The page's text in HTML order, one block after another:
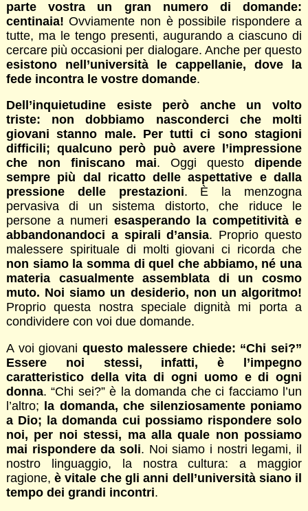
parte vostra un gran numero di domande:
centinaia! Ovviamente non è possibile rispondere a
tutte, ma le tengo presenti, augurando a ciascuno di
cercare più occasioni per dialogare. Anche per questo
esistono nell’università le cappellanie, dove la
fede incontra le vostre domande.
Dell’inquietudine esiste però anche un volto
triste: non dobbiamo nasconderci che molti
giovani stanno male. Per tutti ci sono stagioni
difficili; qualcuno però può avere l’impressione
che non finiscano mai. Oggi questodipende
sempre più dal ricatto delle aspettative e dalla
pressione delle prestazioni. È la menzogna
pervasiva di un sistema distorto, che riduce le
persone a numeri esasperando la competitività e
abbandonandoci a spirali d’ansia. Proprio questo
malessere spirituale di molti giovani ci ricorda che
non siamo la somma di quel che abbiamo, né una
materia casualmente assemblata di un cosmo
muto. Noi siamo un desiderio, non un algoritmo!
Proprio questa nostra speciale dignità mi porta a
condividere con voi due domande.
A voi giovani questo malessere chiede: “Chi sei?”
Essere noi stessi, infatti, è l’impegno
caratteristico della vita di ogni uomo e di ogni
donna. “Chi sei?” è la domanda che ci facciamo l’un
l’altro; la domanda, che silenziosamente poniamo
a Dio; la domanda cui possiamo rispondere solo
noi, per noi stessi, ma alla quale non possiamo
mai rispondere da soli. Noi siamo i nostri legami, il
nostro linguaggio, la nostra cultura: a maggior
ragione,è vitale che gli anni dell’università siano il
tempo dei grandi incontri.